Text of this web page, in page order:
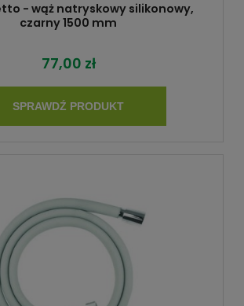
- wąż natryskowy silikonowy,
czarny 1500 mm
77,00 zł
SPRAWDŹ PRODUKT